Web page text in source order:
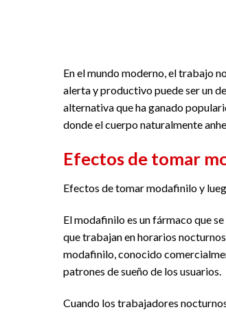
En el mundo moderno, el trabajo
alerta y productivo puede ser un
alternativa que ha ganado
donde el cuerpo naturalmente
Efectos de tomar
Efectos de tomar modafinilo y
El modafinilo es un fármaco que
que trabajan en horarios
modafinilo, conocido
patrones de sueño de los usuarios.
Cuando los trabajadores